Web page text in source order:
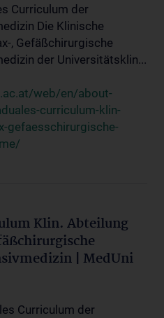
Curriculum der
Die Klinische
, Gefäßchirurgische
der Universitätsklin...
web/en/about-
curriculum-klin-
gefaesschirurgische-
Klin. Abteilung
| MedUni
Curriculum der